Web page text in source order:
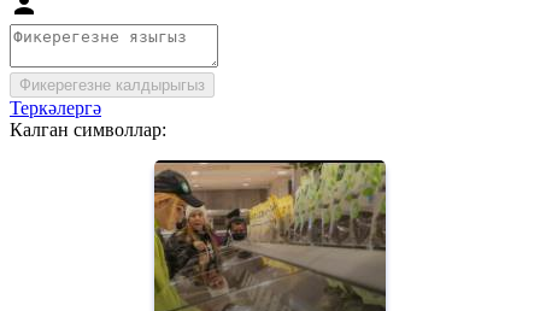
Фикерегезне калдырыгыз
Теркәлергә
Калган символлар: